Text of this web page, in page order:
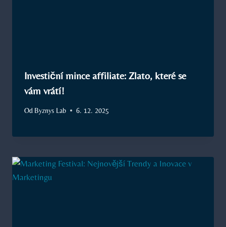
Investiční mince affiliate: Zlato, které se
vám vrátí!
Od Byznys Lab 6. 12. 2025